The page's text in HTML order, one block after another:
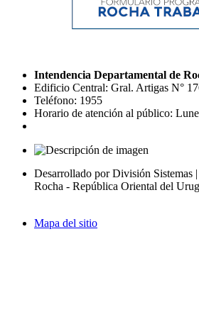
Intendencia Departamental de
Edificio Central: Gral. Artigas N°
Teléfono: 1955
Horario de atención al público:
Desarrollado por División Sistemas
Rocha - República Oriental del
Mapa del sitio